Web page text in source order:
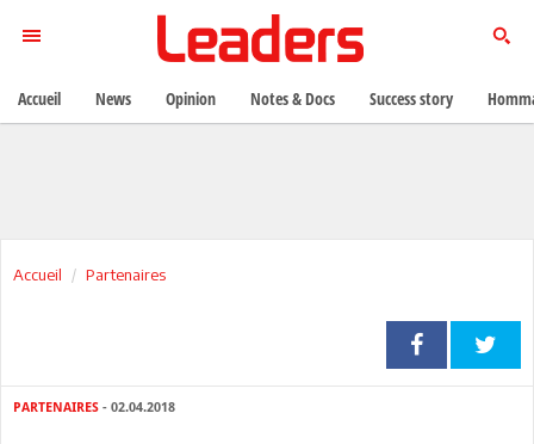
Accueil Partenaires
PARTENAIRES - 02.04.2018
Accueil News Opinion Notes & Docs Success story